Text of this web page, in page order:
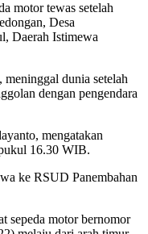
motor tewas setelah
Desa
Daerah Istimewa
dunia setelah
dengan pengendara
mengatakan
16.30 WIB.
ke RSUD Panembahan
sepeda motor bernomor